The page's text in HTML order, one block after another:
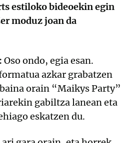
estiloko bideoekin egin
moduz joan da
Oso ondo, egia esan.
azkar grabatzen
orain “Maikys Party”
gabiltza lanean eta
eskatzen du.